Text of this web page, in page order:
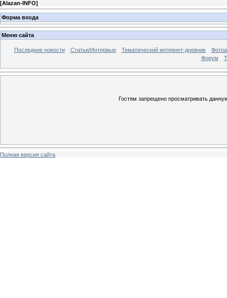
[Alazan-INFO]
Форма входа
Меню сайта
Последние новости Статьи/Интервью Тематический интернет-дневник
Форум
Гостям запрещено просматривать
Полная версия сайта